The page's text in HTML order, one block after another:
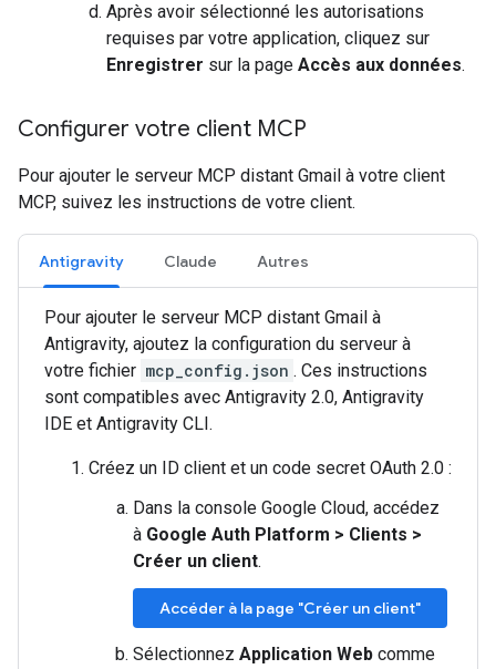
Après avoir sélectionné les autorisations
requises par votre application, cliquez sur
Enregistrer sur la page Accès aux données.
Configurer votre client MCP
Pour ajouter le serveur MCP distant Gmail à votre client
MCP, suivez les instructions de votre client.
Antigravity Claude Autres
Pour ajouter le serveur MCP distant Gmail à
Antigravity, ajoutez la configuration du serveur à
votre fichier mcp_config.json . Ces instructions
sont compatibles avec Antigravity 2.0, Antigravity
IDE et Antigravity CLI.
Créez un ID client et un code secret OAuth 2.0 :
Dans la console Google Cloud, accédez
à Google Auth Platform > Clients >
Créer un client.
Accéder à la page "Créer un client"
Sélectionnez Application Web comme